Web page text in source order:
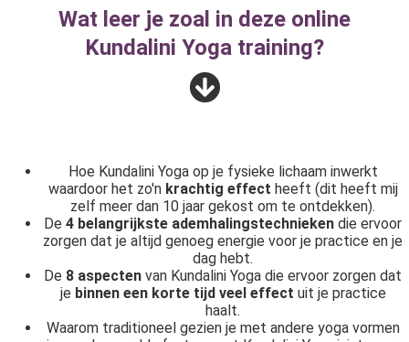
Wat leer je zoal in deze online
Kundalini Yoga training?
Hoe Kundalini Yoga op je fysieke lichaam inwerkt
waardoor het zo'n krachtig effect heeft (dit heeft mij
zelf meer dan 10 jaar gekost om te ontdekken).
De 4 belangrijkste ademhalingstechnieken die ervoor
zorgen dat je altijd genoeg energie voor je practice en je
dag hebt.
De 8 aspecten van Kundalini Yoga die ervoor zorgen dat
je binnen een korte tijd veel effect uit je practice
haalt.
Waarom traditioneel gezien je met andere yoga vormen